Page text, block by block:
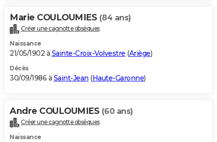
Marie COULOUMIES (84 ans)
Créer une cagnotte obsèques
Naissance
21/05/1902 à Sainte-Croix-Volvestre (Ariège)
Décès
30/09/1986 à Saint-Jean (Haute-Garonne)
Andre COULOUMIES (60 ans)
Créer une cagnotte obsèques
Naissance